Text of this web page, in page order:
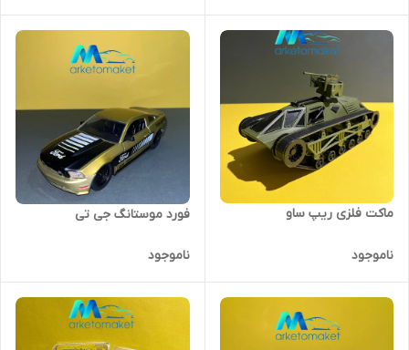
ماکت فلزی ریپ ساو
ناموجود
فورد موستانگ جی تی
ناموجود